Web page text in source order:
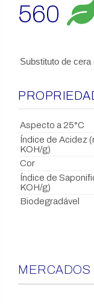
560
Substituto de
Aspecto a 25°C
Índice de Acidez
KOH/g)
Cor
Índice de
KOH/g)
Biodegradável
MERCADOS